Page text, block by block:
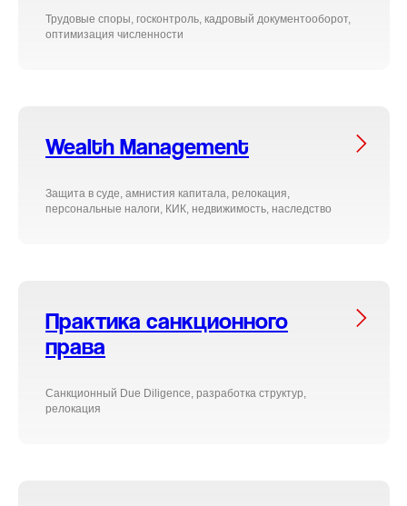
Трудовые споры, госконтроль, кадровый документооборот,
оптимизация численности
Wealth Management
Защита в суде, амнистия капитала, релокация,
персональные налоги, КИК, недвижимость, наследство
Практика санкционного
права
Санкционный Due Diligence, разработка структур,
релокация